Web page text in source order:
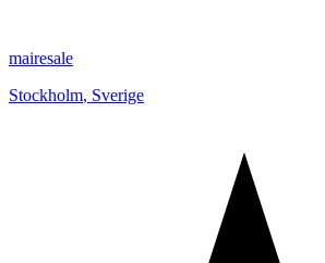
mairesale
Stockholm, Sverige